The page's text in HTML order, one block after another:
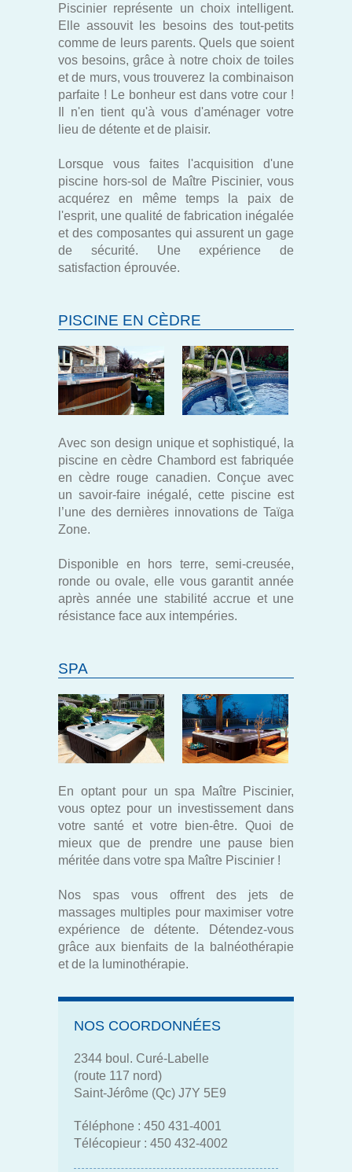
Piscinier représente un choix intelligent.
Elle assouvit les besoins des tout-petits
comme de leurs parents. Quels que soient
vos besoins, grâce à notre choix de toiles
et de murs, vous trouverez la combinaison
parfaite ! Le bonheur est dans votre cour !
Il n'en tient qu'à vous d'aménager votre
lieu de détente et de plaisir.
Lorsque vous faites l'acquisition d'une
piscine hors-sol de Maître Piscinier, vous
acquérez en même temps la paix de
l'esprit, une qualité de fabrication inégalée
et des composantes qui assurent un gage
de sécurité. Une expérience de
satisfaction éprouvée.
PISCINE EN CÈDRE
Avec son design unique et sophistiqué, la
piscine en cèdre Chambord est fabriquée
en cèdre rouge canadien. Conçue avec
un savoir-faire inégalé, cette piscine est
l’une des dernières innovations de Taïga
Zone.
Disponible en hors terre, semi-creusée,
ronde ou ovale, elle vous garantit année
après année une stabilité accrue et une
résistance face aux intempéries.
SPA
En optant pour un spa Maître Piscinier,
vous optez pour un investissement dans
votre santé et votre bien-être. Quoi de
mieux que de prendre une pause bien
méritée dans votre spa Maître Piscinier !
Nos spas vous offrent des jets de
massages multiples pour maximiser votre
expérience de détente. Détendez-vous
grâce aux bienfaits de la balnéothérapie
et de la luminothérapie.
NOS COORDONNÉES
2344 boul. Curé-Labelle
(route 117 nord)
Saint-Jérôme (Qc) J7Y 5E9
Téléphone : 450 431-4001
Télécopieur : 450 432-4002